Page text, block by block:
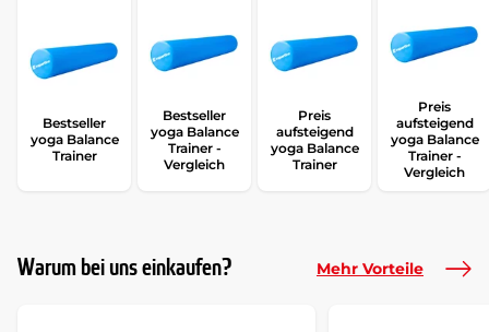
Bestseller
yoga Balance
Trainer
Bestseller
yoga Balance
Trainer -
Vergleich
Preis
aufsteigend
yoga Balance
Trainer
Preis
aufsteigend
yoga Balance
Trainer -
Vergleich
Warum bei uns einkaufen? Mehr Vorteile